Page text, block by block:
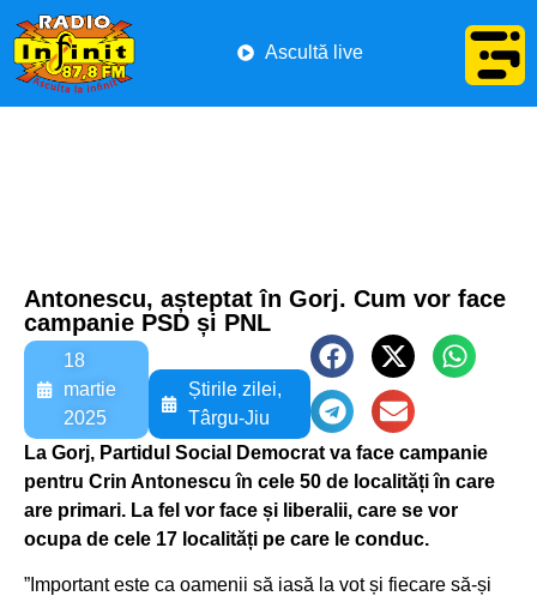
Ascultă live
Antonescu, așteptat în Gorj. Cum vor face
campanie PSD și PNL
18
martie
2025
Știrile zilei,
Târgu-Jiu
La Gorj, Partidul Social Democrat va face campanie
pentru Crin Antonescu în cele 50 de localități în care
are primari. La fel vor face și liberalii, care se vor
ocupa de cele 17 localități pe care le conduc.
”Important este ca oamenii să iasă la vot și fiecare să-și